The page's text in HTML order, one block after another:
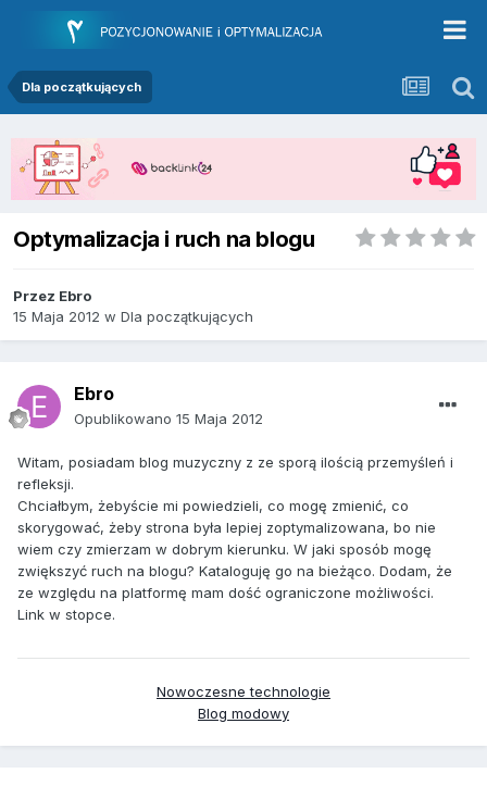
Dla początkujących
Optymalizacja i ruch na blogu
Przez Ebro
15 Maja 2012 w Dla początkujących
Ebro
Opublikowano 15 Maja 2012
Witam, posiadam blog muzyczny z ze sporą ilością przemyśleń i
refleksji.
Chciałbym, żebyście mi powiedzieli, co mogę zmienić, co
skorygować, żeby strona była lepiej zoptymalizowana, bo nie
wiem czy zmierzam w dobrym kierunku. W jaki sposób mogę
zwiększyć ruch na blogu? Kataloguję go na bieżąco. Dodam, że
ze względu na platformę mam dość ograniczone możliwości.
Link w stopce.
Nowoczesne technologie
Blog modowy